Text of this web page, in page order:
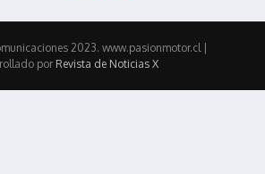
2023. www.pasionmotor.cl |
por Revista de Noticias X